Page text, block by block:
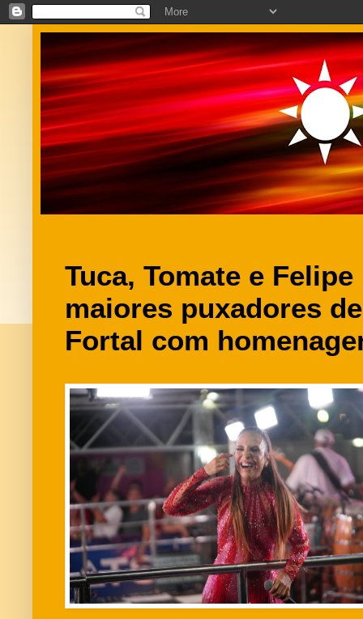
Tuca, Tomate e
maiores puxadores
Fortal com